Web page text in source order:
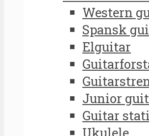
Western
Spansk
Elguitar
Junior
Guitar
Ukulele